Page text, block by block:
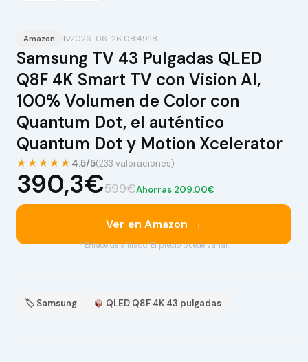
Amazon Tv2026-06-26 08:49:18
Samsung TV 43 Pulgadas QLED
Q8F 4K Smart TV con Vision AI,
100% Volumen de Color con
Quantum Dot, el auténtico
Quantum Dot y Motion Xcelerator
★★★★★ 4.5/5(233 valoraciones)
390,3€599€Ahorras 209.00€
Ver en Amazon →
* Enlace de afiliado. El precio puede variar.
🏷 Samsung QLED Q8F 4K 43 pulgadas